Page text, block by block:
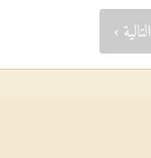
التالية ›